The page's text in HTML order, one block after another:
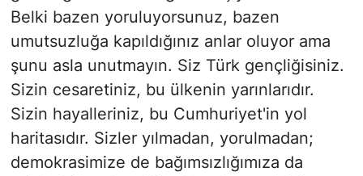
Belki bazen yoruluyorsunuz, bazen
umutsuzluğa kapıldığınız anlar oluyor ama
şunu asla unutmayın. Siz Türk gençliğisiniz.
Sizin cesaretiniz, bu ülkenin yarınlarıdır.
Sizin hayalleriniz, bu Cumhuriyet'in yol
haritasıdır. Sizler yılmadan, yorulmadan;
demokrasimize de bağımsızlığımıza da